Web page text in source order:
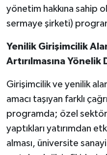
yönetim hakkına sahip
sermaye şirketi)
Yenilik Girişimcilik
Artırılmasına Yönelik
Girişimcilik ve yenilik
amacı taşıyan farklı
programda; özel
yaptıkları yatırımdan
alması, üniversite